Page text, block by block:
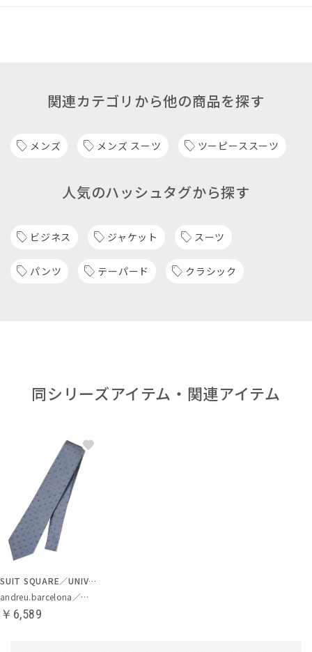
関連カテゴリから他の商品を探す
メンズ メンズ スーツ ツーピーススーツ
人気のハッシュタグから探す
ビジネス ジャケット スーツ
パンツ テーパード クラシック
同シリーズアイテム・関連アイテム
SUIT SQUARE／UNIVERSAL LANGUAGE
andreu.barcelona／ネクタイ
￥6,589